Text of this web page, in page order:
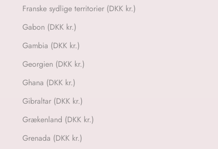
Franske sydlige territorier (DKK kr.)
Gabon (DKK kr.)
Gambia (DKK kr.)
Georgien (DKK kr.)
Ghana (DKK kr.)
Gibraltar (DKK kr.)
Grækenland (DKK kr.)
Grenada (DKK kr.)